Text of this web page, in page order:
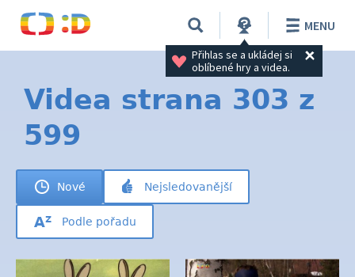
Přihlas se a ukládej si
oblíbené hry a videa.
MENU
Videa strana 303 z
599
Nové Nejsledovanější
Podle pořadu